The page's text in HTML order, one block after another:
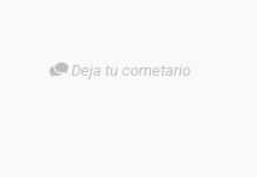
Deja tu cometario